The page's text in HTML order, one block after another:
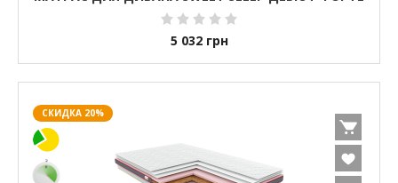
5 032 грн
СКИДКА 20%